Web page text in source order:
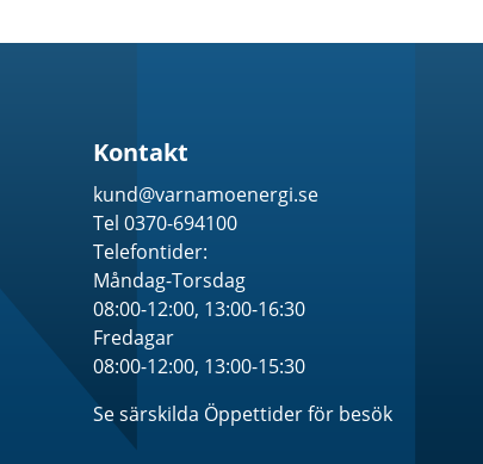
Kontakt
kund@varnamoenergi.se
Tel 0370-694100
Telefontider:
Måndag-Torsdag
08:00-12:00, 13:00-16:30
Fredagar
08:00-12:00, 13:00-15:30
Se särskilda Öppettider för besök